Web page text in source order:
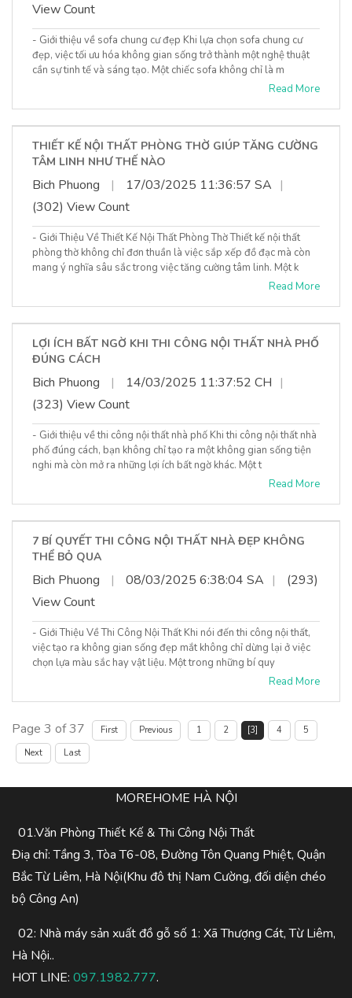
View Count
- Giới thiệu về sofa chung cư đẹp Khi lựa chọn sofa chung cư
đẹp, việc tối ưu hóa không gian sống trở thành một nghệ thuật
cần sự tinh tế và sáng tạo. Một chiếc sofa không chỉ là m
Read More
THIẾT KẾ NỘI THẤT PHÒNG THỜ GIÚP TĂNG CƯỜNG
TÂM LINH NHƯ THẾ NÀO
Bich Phuong | 17/03/2025 11:36:57 SA |
(302) View Count
- Giới Thiệu Về Thiết Kế Nội Thất Phòng Thờ Thiết kế nội thất
phòng thờ không chỉ đơn thuần là việc sắp xếp đồ đạc mà còn
mang ý nghĩa sâu sắc trong việc tăng cường tâm linh. Một k
Read More
LỢI ÍCH BẤT NGỜ KHI THI CÔNG NỘI THẤT NHÀ PHỐ
ĐÚNG CÁCH
Bich Phuong | 14/03/2025 11:37:52 CH |
(323) View Count
- Giới thiệu về thi công nội thất nhà phố Khi thi công nội thất nhà
phố đúng cách, bạn không chỉ tạo ra một không gian sống tiện
nghi mà còn mở ra những lợi ích bất ngờ khác. Một t
Read More
7 BÍ QUYẾT THI CÔNG NỘI THẤT NHÀ ĐẸP KHÔNG
THỂ BỎ QUA
Bich Phuong | 08/03/2025 6:38:04 SA |
(293)
View Count
- Giới Thiệu Về Thi Công Nội Thất Khi nói đến thi công nội thất,
việc tạo ra không gian sống đẹp mắt không chỉ dừng lại ở việc
chọn lựa màu sắc hay vật liệu. Một trong những bí quy
Read More
Page 3 of 37 First Previous 1 2 [3] 4
5
Next
Last
MOREHOME HÀ NỘI
01.Văn Phòng Thiết Kế & Thi Công Nội Thất
Điạ chỉ: Tầng 3, Tòa T6-08, Đường Tôn Quang Phiệt, Quận
Bắc Từ Liêm, Hà Nội(Khu đô thị Nam Cường, đối diện chéo
bộ Công An)
02: Nhà máy sản xuất đồ gỗ số 1: Xã Thượng Cát, Từ Liêm,
Hà Nội..
HOT LINE: 097.1982.777.